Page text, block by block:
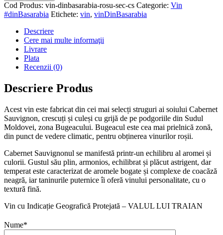
Cod Produs: vin-dinbasarabia-rosu-sec-cs Categorie: Vin
#dinBasarabia Etichete: vin, vinDinBasarabia
Descriere
Cere mai multe informaţii
Livrare
Plata
Recenzii (0)
Descriere Produs
Acest vin este fabricat din cei mai selecți struguri ai soiului Cabernet
Sauvignon, crescuți și culeși cu grijă de pe podgoriile din Sudul
Moldovei, zona Bugeacului. Bugeacul este cea mai prielnică zonă,
din punct de vedere climatic, pentru obținerea vinurilor roșii.
Cabernet Sauvignonul se manifestă printr-un echilibru al aromei și
culorii. Gustul său plin, armonios, echilibrat și plăcut astrigent, dar
temperat este caracterizat de aromele bogate și complexe de coacăză
neagră, iar taninurile puternice îi oferă vinului personalitate, cu o
textură fină.
Vin cu Indicație Geografică Protejată – VALUL LUI TRAIAN
Nume*